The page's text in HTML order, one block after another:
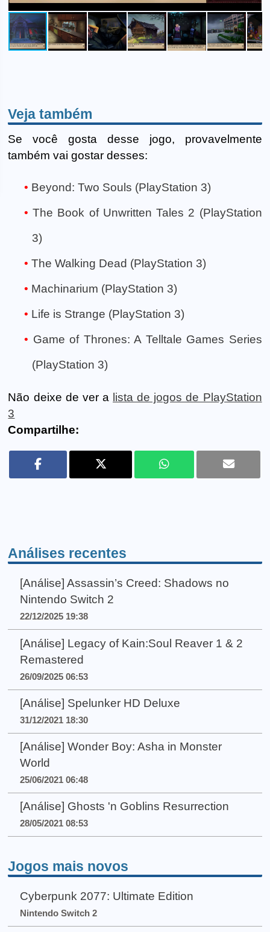
Veja também
Se você gosta desse jogo, provavelmente
também vai gostar desses:
Beyond: Two Souls (PlayStation 3)
The Book of Unwritten Tales 2 (PlayStation
3)
The Walking Dead (PlayStation 3)
Machinarium (PlayStation 3)
Life is Strange (PlayStation 3)
Game of Thrones: A Telltale Games Series
(PlayStation 3)
Não deixe de ver a lista de jogos de PlayStation
3
Compartilhe:
Análises recentes
[Análise] Assassin’s Creed: Shadows no
Nintendo Switch 2
22/12/2025 19:38
[Análise] Legacy of Kain:Soul Reaver 1 & 2
Remastered
26/09/2025 06:53
[Análise] Spelunker HD Deluxe
31/12/2021 18:30
[Análise] Wonder Boy: Asha in Monster
World
25/06/2021 06:48
[Análise] Ghosts 'n Goblins Resurrection
28/05/2021 08:53
Jogos mais novos
Cyberpunk 2077: Ultimate Edition
Nintendo Switch 2